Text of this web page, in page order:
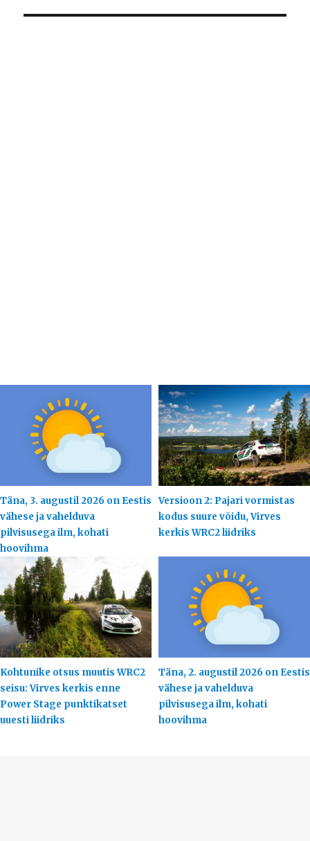
Täna, 3. augustil 2026 on Eestis
vähese ja vahelduva
pilvisusega ilm, kohati
hoovihma
Versioon 2: Pajari vormistas
kodus suure võidu, Virves
kerkis WRC2 liidriks
Kohtunike otsus muutis WRC2
seisu: Virves kerkis enne
Power Stage punktikatset
uuesti liidriks
Täna, 2. augustil 2026 on Eestis
vähese ja vahelduva
pilvisusega ilm, kohati
hoovihma